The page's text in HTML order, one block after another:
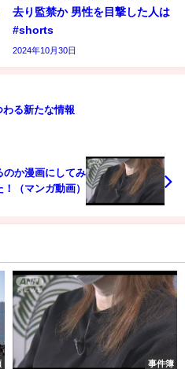
去り監禁か 男性を目撃した人は
#shorts
2024年10月30日
る新たな情報
のか漫画にしてみ
！（マンガ動画）
事件簿